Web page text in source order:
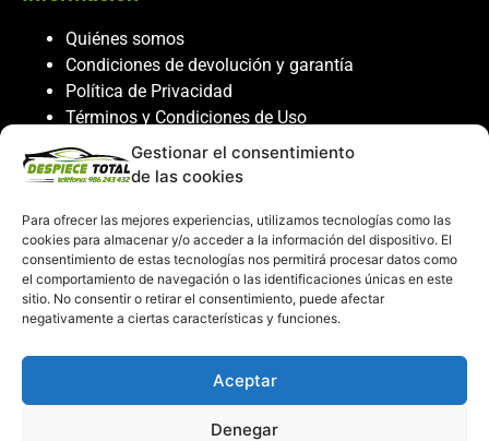
Gestionar el consentimiento
de las cookies
Para ofrecer las mejores experiencias, utilizamos tecnologías como las
cookies para almacenar y/o acceder a la información del dispositivo. El
consentimiento de estas tecnologías nos permitirá procesar datos como
el comportamiento de navegación o las identificaciones únicas en este
sitio. No consentir o retirar el consentimiento, puede afectar
negativamente a ciertas características y funciones.
Aceptar
Denegar
Quiénes somos
Condiciones de devolución y garantía
Política de Privacidad
Términos y Condiciones de Uso
Política de Cookies
Servicio al cliente
Contacto
986 243 432
608 867 074
recambiosdespiecetotal@gmail.com
Mi cuenta
Mi Cuenta